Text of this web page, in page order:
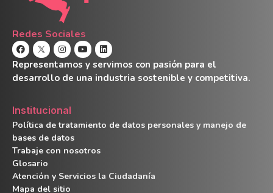
Redes Sociales
Representamos y servimos con pasión para el
desarrollo de una industria sostenible y competitiva.
Institucional
Política de tratamiento de datos personales y manejo de
bases de datos
Trabaje con nosotros
Glosario
Atención y Servicios la Ciudadanía
Mapa del sitio